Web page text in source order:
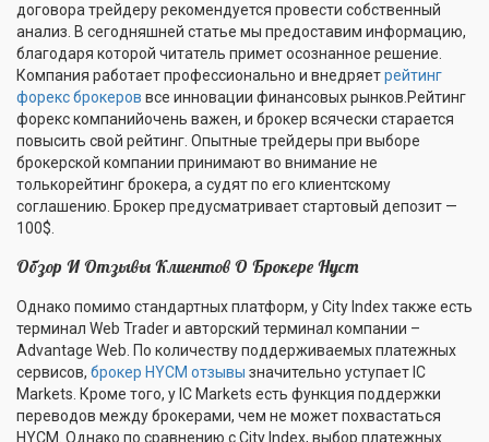
договора трейдеру рекомендуется провести собственный
анализ. В сегодняшней статье мы предоставим информацию,
благодаря которой читатель примет осознанное решение.
Компания работает профессионально и внедряетрейтинг
форекс брокеров все инновации финансовых рынков.Рейтинг
форекс компанийочень важен, и брокер всячески старается
повысить свой рейтинг. Опытные трейдеры при выборе
брокерской компании принимают во внимание не
толькорейтинг брокера, а судят по его клиентскому
соглашению. Брокер предусматривает стартовый депозит —
100$.
Обзор И Отзывы Клиентов О Брокере Hycm
Однако помимо стандартных платформ, у City Index также есть
терминал Web Trader и авторский терминал компании –
Advantage Web. По количеству поддерживаемых платежных
сервисов, брокер HYCM отзывы значительно уступает IC
Markets. Кроме того, у IC Markets есть функция поддержки
переводов между брокерами, чем не может похвастаться
HYCM. Однако по сравнению с City Index, выбор платежных